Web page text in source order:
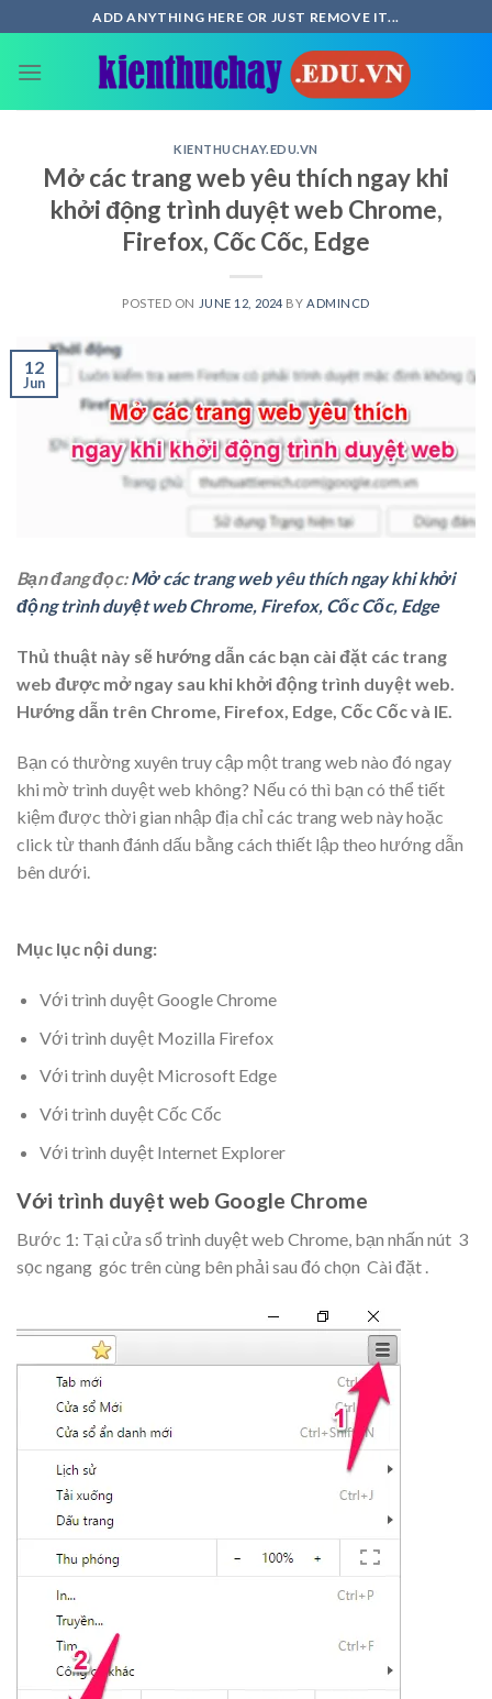
to
content
ADD ANYTHING HERE OR JUST REMOVE IT...
KIENTHUCHAY.EDU.VN
Mở các trang web yêu thích ngay khi
khởi động trình duyệt web Chrome,
Firefox, Cốc Cốc, Edge
POSTED ON JUNE 12, 2024 BY ADMINCD
12
Jun
Bạn đang đọc:Mở các trang web yêu thích ngay khi khởi
động trình duyệt web Chrome, Firefox, Cốc Cốc, Edge
Thủ thuật này sẽ hướng dẫn các bạn cài đặt các trang
web được mở ngay sau khi khởi động trình duyệt web.
Hướng dẫn trên Chrome, Firefox, Edge, Cốc Cốc và IE.
Bạn có thường xuyên truy cập một trang web nào đó ngay
khi mờ trình duyệt web không? Nếu có thì bạn có thể tiết
kiệm được thời gian nhập địa chỉ các trang web này hoặc
click từ thanh đánh dấu bằng cách thiết lập theo hướng dẫn
bên dưới.
Mục lục nội dung:
Với trình duyệt Google Chrome
Với trình duyệt Mozilla Firefox
Với trình duyệt Microsoft Edge
Với trình duyệt Cốc Cốc
Với trình duyệt Internet Explorer
Với trình duyệt web Google Chrome
Bước 1: Tại cửa sổ trình duyệt web Chrome, bạn nhấn nút 3
sọc ngang góc trên cùng bên phải sau đó chọn Cài đặt .